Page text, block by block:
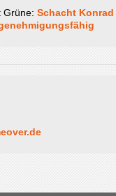
Grüne: Schacht